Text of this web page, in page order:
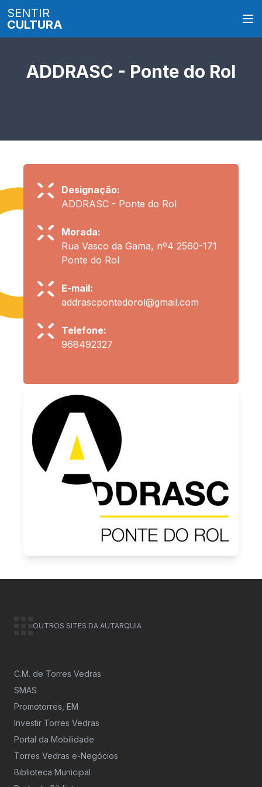
SENTIR
CULTURA
ADDRASC - Ponte do Rol
Designação:
ADDRASC - Ponte do Rol
Morada:
Rua Vasco da Gama, nº4 2560-171
Ponte do Rol
E-mail:
addrascpontedorol@gmail.com
Telefone:
968492327
OUTROS SITES DA AUTARQUIA
C.M. de Torres Vedras
SMAS
Promotorres, EM
Investir Torres Vedras
Portal da Mobilidade
Torres Vedras e-Negócios
Biblioteca Municipal